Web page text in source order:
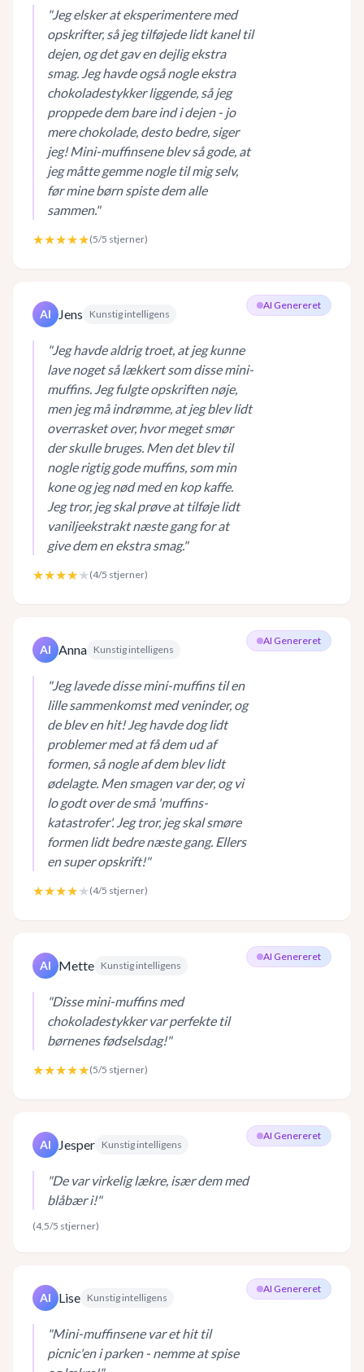
"Jeg elsker at eksperimentere med
opskrifter, så jeg tilføjede lidt kanel til
dejen, og det gav en dejlig ekstra
smag. Jeg havde også nogle ekstra
chokoladestykker liggende, så jeg
proppede dem bare ind i dejen - jo
mere chokolade, desto bedre, siger
jeg! Mini-muffinsene blev så gode, at
jeg måtte gemme nogle til mig selv,
før mine børn spiste dem alle
sammen."
★★★★★(5/5 stjerner)
AI Genereret
AI Jens Kunstig intelligens
"Jeg havde aldrig troet, at jeg kunne
lave noget så lækkert som disse mini-
muffins. Jeg fulgte opskriften nøje,
men jeg må indrømme, at jeg blev lidt
overrasket over, hvor meget smør
der skulle bruges. Men det blev til
nogle rigtig gode muffins, som min
kone og jeg nød med en kop kaffe.
Jeg tror, jeg skal prøve at tilføje lidt
vaniljeekstrakt næste gang for at
give dem en ekstra smag."
★★★★★ (4/5 stjerner)
AI Genereret
AI Anna Kunstig intelligens
"Jeg lavede disse mini-muffins til en
lille sammenkomst med veninder, og
de blev en hit! Jeg havde dog lidt
problemer med at få dem ud af
formen, så nogle af dem blev lidt
ødelagte. Men smagen var der, og vi
lo godt over de små 'muffins-
katastrofer'. Jeg tror, jeg skal smøre
formen lidt bedre næste gang. Ellers
en super opskrift!"
★★★★★ (4/5 stjerner)
AI Genereret
AI Mette Kunstig intelligens
"Disse mini-muffins med
chokoladestykker var perfekte til
børnenes fødselsdag!"
★★★★★(5/5 stjerner)
AI Genereret
AI Jesper Kunstig intelligens
"De var virkelig lækre, især dem med
blåbær i!"
(4,5/5 stjerner)
AI Genereret
AI Lise Kunstig intelligens
"Mini-muffinsene var et hit til
picnic'en i parken - nemme at spise